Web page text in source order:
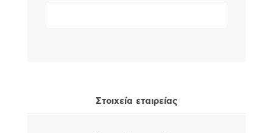
Στοιχεία εταιρείας